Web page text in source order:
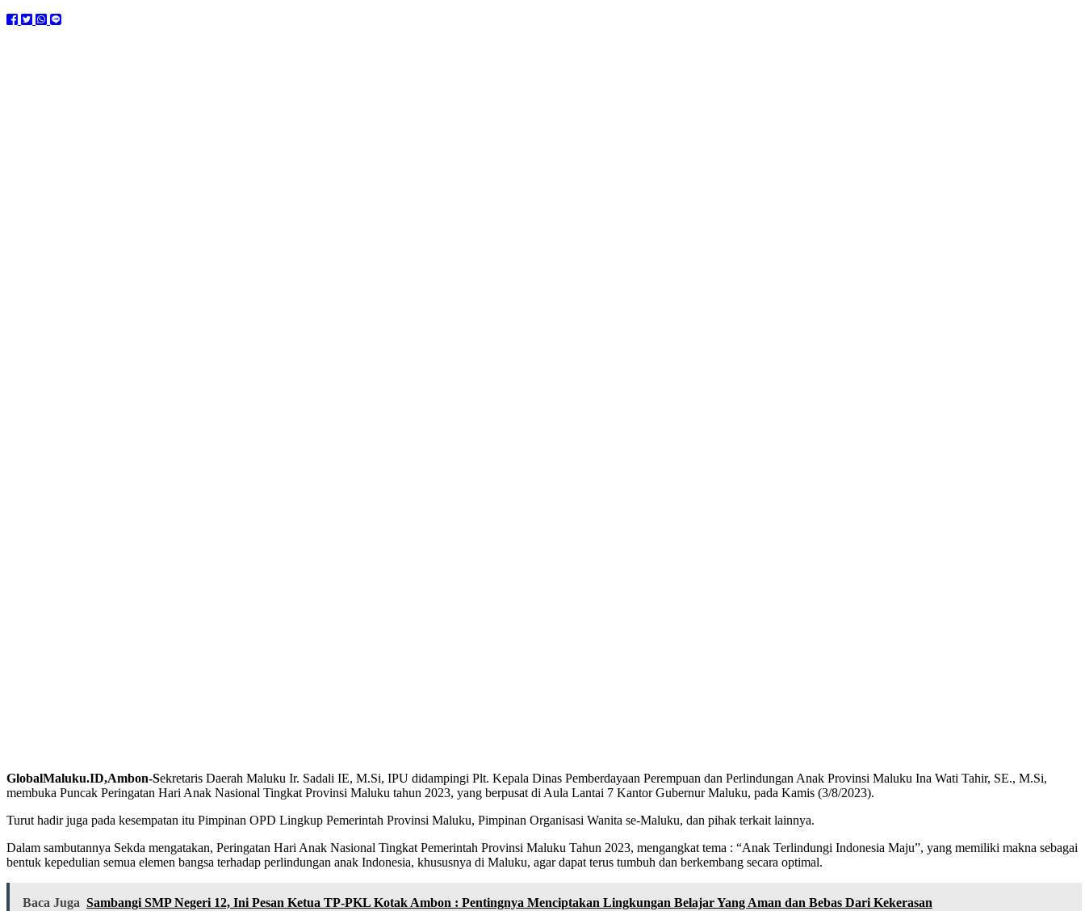
GlobalMaluku.ID,Ambon-Sekretaris Daerah Maluku Ir. Sadali IE, M.Si, IPU didampingi Plt. Kepala Dinas Pemberdayaan Perempuan dan Perlindungan Anak Provinsi Maluku Ina Wati Tahir, SE., M.Si,
membuka Puncak Peringatan Hari Anak Nasional Tingkat Provinsi Maluku tahun 2023, yang berpusat di Aula Lantai 7 Kantor Gubernur Maluku, pada Kamis (3/8/2023).
Turut hadir juga pada kesempatan itu Pimpinan OPD Lingkup Pemerintah Provinsi Maluku, Pimpinan Organisasi Wanita se-Maluku, dan pihak terkait lainnya.
Dalam sambutannya Sekda mengatakan, Peringatan Hari Anak Nasional Tingkat Pemerintah Provinsi Maluku Tahun 2023, mengangkat tema : “Anak Terlindungi Indonesia Maju”, yang memiliki makna sebagai
bentuk kepedulian semua elemen bangsa terhadap perlindungan anak Indonesia, khususnya di Maluku, agar dapat terus tumbuh dan berkembang secara optimal.
Baca Juga Sambangi SMP Negeri 12, Ini Pesan Ketua TP-PKL Kotak Ambon : Pentingnya Menciptakan Lingkungan Belajar Yang Aman dan Bebas Dari Kekerasan